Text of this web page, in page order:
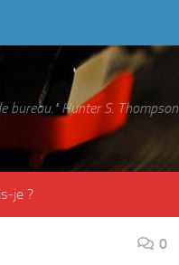
bureau." Hunter S. Thompson
je ?
0